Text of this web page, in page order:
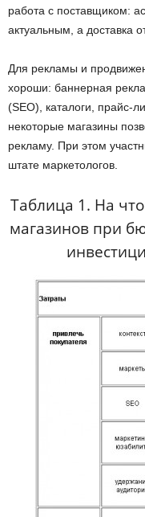
работа с поставщиком:
актуальным, а доставка
Для рекламы и
хороши: баннерная
(SEO), каталоги, прайс-
некоторые магазины
рекламу. При этом
штате маркетологов.
Таблица 1. На
магазинов при